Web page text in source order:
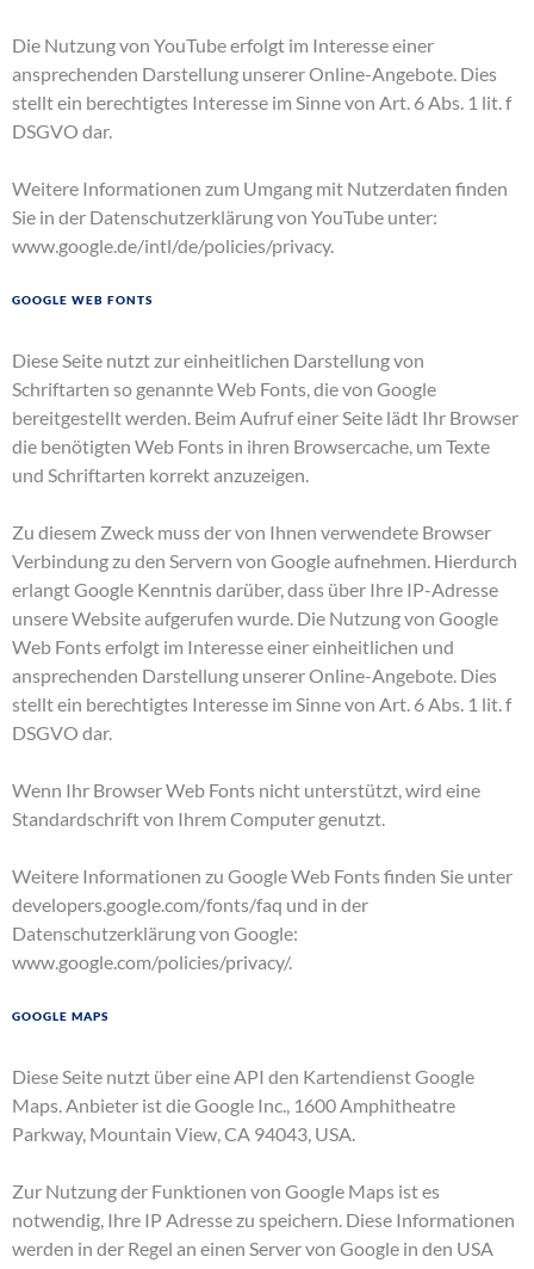
Die Nutzung von YouTube erfolgt im Interesse einer
ansprechenden Darstellung unserer Online-Angebote. Dies
stellt ein berechtigtes Interesse im Sinne von Art. 6 Abs. 1 lit. f
DSGVO dar.
Weitere Informationen zum Umgang mit Nutzerdaten finden
Sie in der Datenschutzerklärung von YouTube unter:
www.google.de/intl/de/policies/privacy.
Google Web Fonts
Diese Seite nutzt zur einheitlichen Darstellung von
Schriftarten so genannte Web Fonts, die von Google
bereitgestellt werden. Beim Aufruf einer Seite lädt Ihr Browser
die benötigten Web Fonts in ihren Browsercache, um Texte
und Schriftarten korrekt anzuzeigen.
Zu diesem Zweck muss der von Ihnen verwendete Browser
Verbindung zu den Servern von Google aufnehmen. Hierdurch
erlangt Google Kenntnis darüber, dass über Ihre IP-Adresse
unsere Website aufgerufen wurde. Die Nutzung von Google
Web Fonts erfolgt im Interesse einer einheitlichen und
ansprechenden Darstellung unserer Online-Angebote. Dies
stellt ein berechtigtes Interesse im Sinne von Art. 6 Abs. 1 lit. f
DSGVO dar.
Wenn Ihr Browser Web Fonts nicht unterstützt, wird eine
Standardschrift von Ihrem Computer genutzt.
Weitere Informationen zu Google Web Fonts finden Sie unter
developers.google.com/fonts/faq und in der
Datenschutzerklärung von Google:
www.google.com/policies/privacy/.
Google Maps
Diese Seite nutzt über eine API den Kartendienst Google
Maps. Anbieter ist die Google Inc., 1600 Amphitheatre
Parkway, Mountain View, CA 94043, USA.
Zur Nutzung der Funktionen von Google Maps ist es
notwendig, Ihre IP Adresse zu speichern. Diese Informationen
werden in der Regel an einen Server von Google in den USA